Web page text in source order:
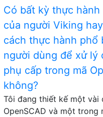
Có bất kỳ thực
của người Viking
cách thực hành phổ
người dùng để xử lý
phụ cấp trong mã
không?
Tôi đang thiết kế một vài
OpenSCAD và một trong